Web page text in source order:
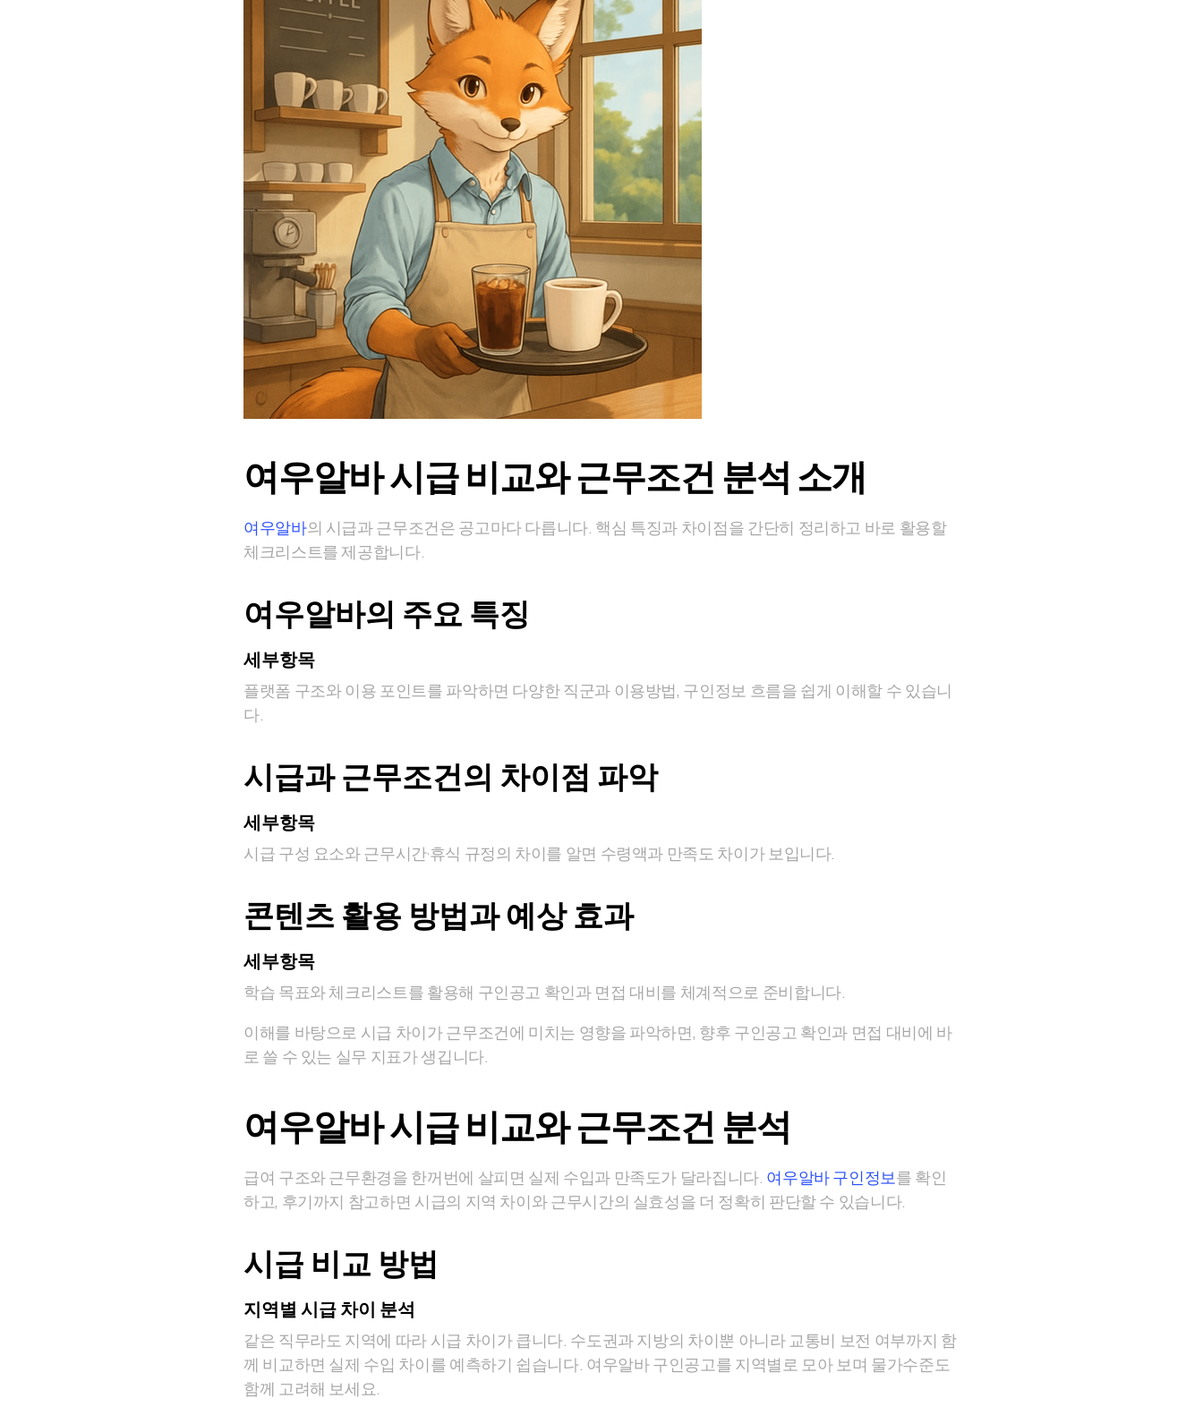
여우알바 시급 비교와 근무조건 분석 소개
여우알바의 시급과 근무조건은 공고마다 다릅니다. 핵심 특징과 차이점을 간단히 정리하고 바로 활용할
체크리스트를 제공합니다.
여우알바의 주요 특징
세부항목
플랫폼 구조와 이용 포인트를 파악하면 다양한 직군과 이용방법, 구인정보 흐름을 쉽게 이해할 수 있습니
다.
시급과 근무조건의 차이점 파악
세부항목
시급 구성 요소와 근무시간·휴식 규정의 차이를 알면 수령액과 만족도 차이가 보입니다.
콘텐츠 활용 방법과 예상 효과
세부항목
학습 목표와 체크리스트를 활용해 구인공고 확인과 면접 대비를 체계적으로 준비합니다.
이해를 바탕으로 시급 차이가 근무조건에 미치는 영향을 파악하면, 향후 구인공고 확인과 면접 대비에 바
로 쓸 수 있는 실무 지표가 생깁니다.
여우알바 시급 비교와 근무조건 분석
급여 구조와 근무환경을 한꺼번에 살피면 실제 수입과 만족도가 달라집니다. 여우알바 구인정보를 확인
하고, 후기까지 참고하면 시급의 지역 차이와 근무시간의 실효성을 더 정확히 판단할 수 있습니다.
시급 비교 방법
지역별 시급 차이 분석
같은 직무라도 지역에 따라 시급 차이가 큽니다. 수도권과 지방의 차이뿐 아니라 교통비 보전 여부까지 함
께 비교하면 실제 수입 차이를 예측하기 쉽습니다. 여우알바 구인공고를 지역별로 모아 보며 물가수준도
함께 고려해 보세요.